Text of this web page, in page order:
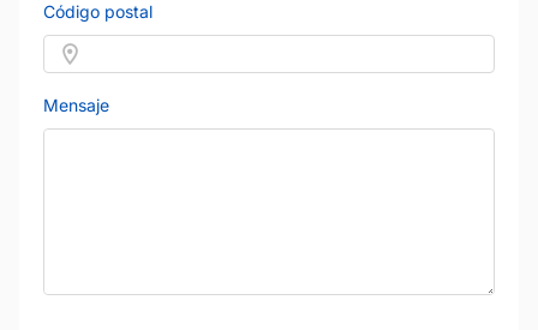
Código postal
Mensaje